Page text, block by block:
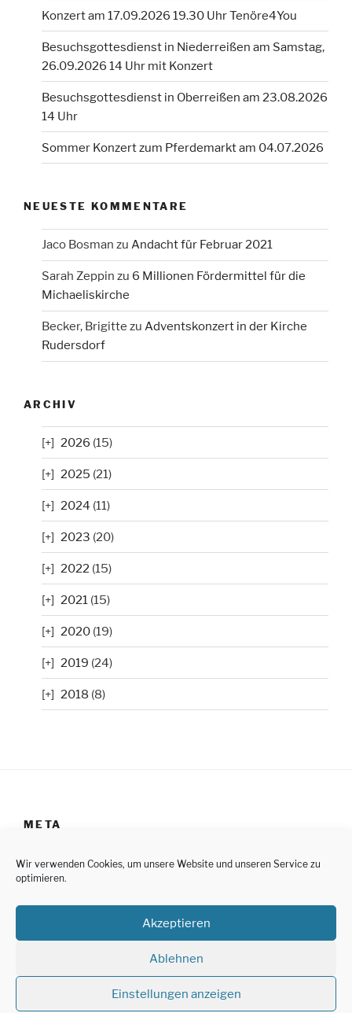
Wir verwenden Cookies, um unsere Website und unseren Service zu
optimieren.
Akzeptieren
Ablehnen
Einstellungen anzeigen
Konzert am 17.09.2026 19.30 Uhr Tenöre4You
Besuchsgottesdienst in Niederreißen am Samstag,
26.09.2026 14 Uhr mit Konzert
Besuchsgottesdienst in Oberreißen am 23.08.2026
14 Uhr
Sommer Konzert zum Pferdemarkt am 04.07.2026
NEUESTE KOMMENTARE
Jaco Bosman zu Andacht für Februar 2021
Sarah Zeppin zu 6 Millionen Fördermittel für die
Michaeliskirche
Becker, Brigitte zu Adventskonzert in der Kirche
Rudersdorf
ARCHIV
2026 (15)
2025 (21)
2024 (11)
2023 (20)
2022 (15)
2021(15)
2020(19)
2019 (24)
2018 (8)
META
Anmelden
Datenschutzerklärung
Cookie-Richtlinie (EU)